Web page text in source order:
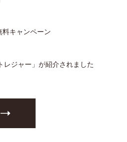
キャンペーン
レジャー」が紹介されました